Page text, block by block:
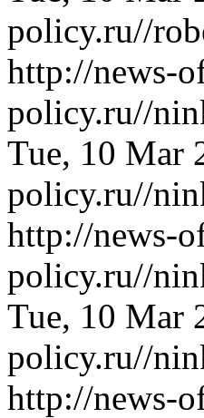
policy.ru//
http://news-
policy.ru//
Tue, 10 Mar
policy.ru//
http://news-
policy.ru//
Tue, 10 Mar
policy.ru//
http://news-